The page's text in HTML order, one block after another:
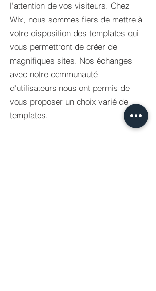
l'attention de vos visiteurs. Chez
Wix, nous sommes fiers de mettre à
votre disposition des templates qui
vous permettront de créer de
magnifiques sites. Nos échanges
avec notre communauté
d'utilisateurs nous ont permis de
vous proposer un choix varié de
templates.